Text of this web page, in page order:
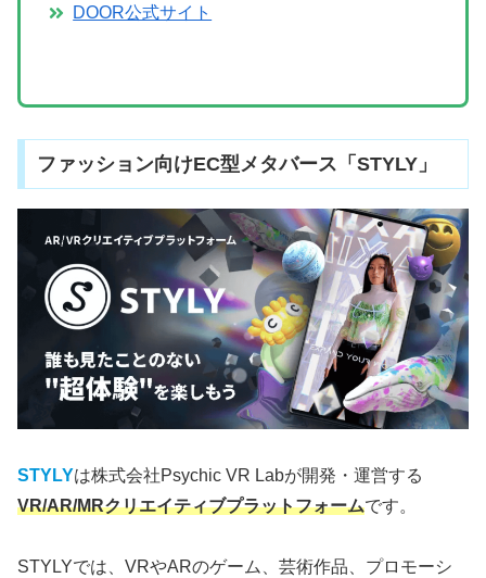
DOOR公式サイト
ファッション向けEC型メタバース「STYLY」
STYLYは株式会社Psychic VR Labが開発・運営する
VR/AR/MRクリエイティブプラットフォームです。
STYLYでは、VRやARのゲーム、芸術作品、プロモーシ